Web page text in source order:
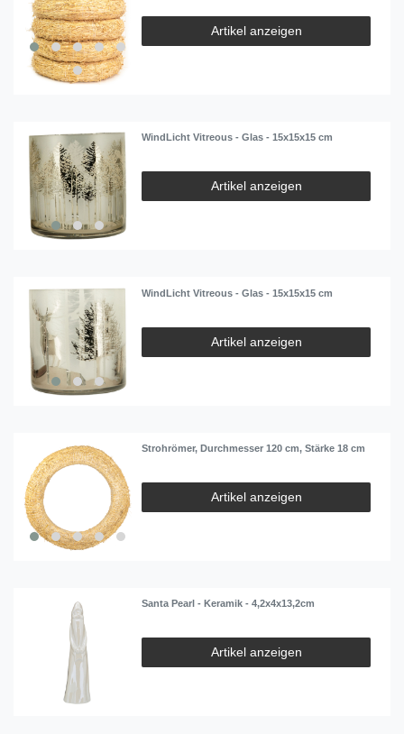
Artikel anzeigen
WindLicht Vitreous - Glas - 15x15x15 cm
Artikel anzeigen
WindLicht Vitreous - Glas - 15x15x15 cm
Artikel anzeigen
Strohrömer, Durchmesser 120 cm, Stärke 18 cm
Artikel anzeigen
Santa Pearl - Keramik - 4,2x4x13,2cm
Artikel anzeigen